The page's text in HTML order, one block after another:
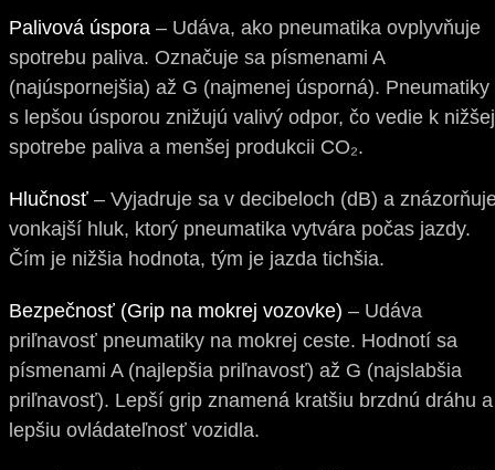
Palivová úspora – Udáva, ako pneumatika ovplyvňuje
spotrebu paliva. Označuje sa písmenami A
(najúspornejšia) až G (najmenej úsporná). Pneumatiky
s lepšou úsporou znižujú valivý odpor, čo vedie k nižšej
spotrebe paliva a menšej produkcii CO₂.
Hlučnosť – Vyjadruje sa v decibeloch (dB) a
vonkajší hluk, ktorý pneumatika vytvára počas jazdy.
Čím je nižšia hodnota, tým je jazda tichšia.
Bezpečnosť (Grip na mokrej vozovke) – Udáva
priľnavosť pneumatiky na mokrej ceste. Hodnotí sa
písmenami A (najlepšia priľnavosť) až G (najslabšia
priľnavosť). Lepší grip znamená kratšiu brzdnú dráhu a
lepšiu ovládateľnosť vozidla.